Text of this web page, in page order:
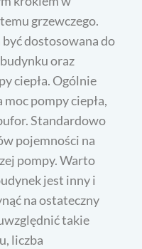
grzewczego.
dostosowana do
oraz
ciepła. Ogólnie
pompy ciepła,
Standardowo
pojemności na
pompy. Warto
jest inny i
na ostateczny
takie
liczba